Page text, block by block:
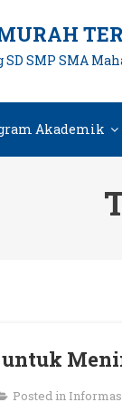
SMP SMA
Akademik
Posted in